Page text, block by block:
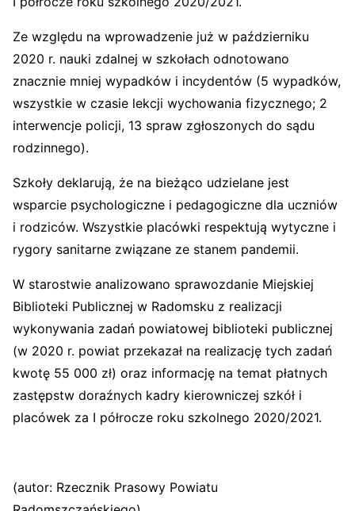
Ze względu na wprowadzenie już w październiku
2020 r. nauki zdalnej w szkołach odnotowano
znacznie mniej wypadków i incydentów (5 wypadków,
wszystkie w czasie lekcji wychowania fizycznego; 2
interwencje policji, 13 spraw zgłoszonych do sądu
rodzinnego).
Szkoły deklarują, że na bieżąco udzielane jest
wsparcie psychologiczne i pedagogiczne dla uczniów
i rodziców. Wszystkie placówki respektują wytyczne i
rygory sanitarne związane ze stanem pandemii.
W starostwie analizowano sprawozdanie Miejskiej
Biblioteki Publicznej w Radomsku z realizacji
wykonywania zadań powiatowej biblioteki publicznej
(w 2020 r. powiat przekazał na realizację tych zadań
kwotę 55 000 zł) oraz informację na temat płatnych
zastępstw doraźnych kadry kierowniczej szkół i
placówek za I półrocze roku szkolnego 2020/2021.
(autor: Rzecznik Prasowy Powiatu